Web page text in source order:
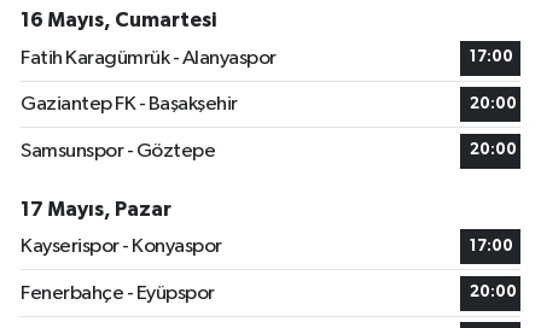
16 Mayıs, Cumartesi
Fatih Karagümrük - Alanyaspor
17:00
Gaziantep FK - Başakşehir 20:00
Samsunspor - Göztepe 20:00
17 Mayıs, Pazar
Kayserispor - Konyaspor
17:00
Fenerbahçe - Eyüpspor 20:00